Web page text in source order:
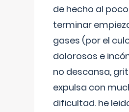
de hecho al
terminar
gases (por el
dolorosos e
no descansa,
expulsa con
dificultad. he